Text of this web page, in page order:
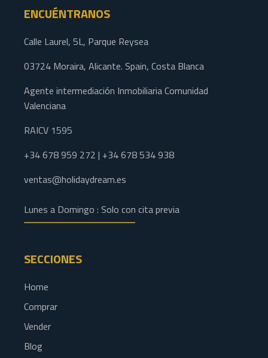
ENCUÉNTRANOS
Calle Laurel, 5L, Parque Reysea
03724 Moraira, Alicante. Spain, Costa Blanca
Agente intermediación Inmobiliaria Comunidad
Valenciana
RAICV 1595
+34 678 959 272 | +34 678 534 938
ventas@holidaydream.es
Lunes a Domingo : Solo con cita previa
SECCIONES
Home
Comprar
Vender
Blog